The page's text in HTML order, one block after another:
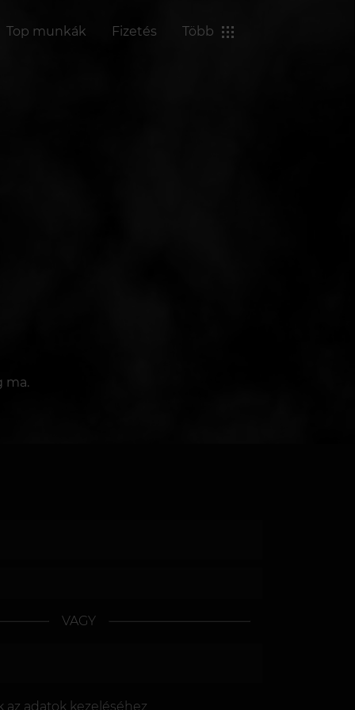
Top munkák Fizetés Több
ma.
VAGY
az adatok kezeléséhez